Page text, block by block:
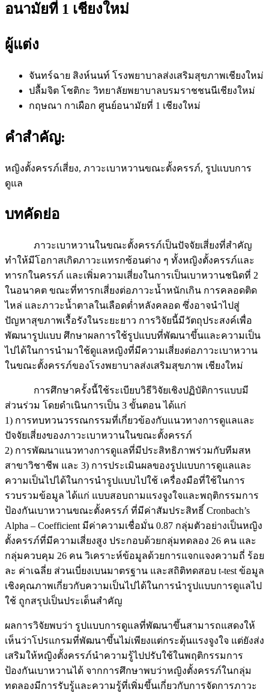
อนามัยที่ 1 เชียงใหม่
ผู้แต่ง
จันทร์ฉาย สิงห์นนท์ โรงพยาบาลส่งเสริมสุขภาพเชียงใหม่
ปลื้มจิต โชติกะ วิทยาลัยพยาบาลบรมราชชนนีเชียงใหม่
กฤษณา กาเผือก ศูนย์อนามัยที่ 1 เชียงใหม่
คำสำคัญ:
หญิงตั้งครรภ์เสี่ยง, ภาวะเบาหวานขณะตั้งครรภ์, รูปแบบการ
ดูแล
บทคัดย่อ
ภาวะเบาหวานในขณะตั้งครรภ์เป็นปัจจัยเสี่ยงที่สำคัญ
ทำให้มีโอกาสเกิดภาวะแทรกซ้อนต่าง ๆ ทั้งหญิงตั้งครรภ์และ
ทารกในครรภ์ และเพิ่มความเสี่ยงในการเป็นเบาหวานชนิดที่ 2
ในอนาคต ขณะที่ทารกเสี่ยงต่อภาวะน้ำหนักเกิน การคลอดติด
ไหล่ และภาวะน้ำตาลในเลือดต่ำหลังคลอด ซึ่งอาจนำไปสู่
ปัญหาสุขภาพเรื้อรังในระยะยาว การวิจัยนี้มีวัตถุประสงค์เพื่อ
พัฒนารูปแบบ ศึกษาผลการใช้รูปแบบที่พัฒนาขึ้นและความเป็น
ไปได้ในการนำมาใช้ดูแลหญิงที่มีความเสี่ยงต่อภาวะเบาหวาน
ในขณะตั้งครรภ์ของโรงพยาบาลส่งเสริมสุขภาพ เชียงใหม่
การศึกษาครั้งนี้ใช้ระเบียบวิธีวิจัยเชิงปฏิบัติการแบบมี
ส่วนร่วม โดยดำเนินการเป็น 3 ขั้นตอน ได้แก่
1) การทบทวนวรรณกรรมที่เกี่ยวข้องกับแนวทางการดูแลและ
ปัจจัยเสี่ยงของภาวะเบาหวานในขณะตั้งครรภ์
2) การพัฒนาแนวทางการดูแลที่มีประสิทธิภาพร่วมกับทีมสห
สาขาวิชาชีพ และ 3) การประเมินผลของรูปแบบการดูแลและ
ความเป็นไปได้ในการนำรูปแบบไปใช้ เครื่องมือที่ใช้ในการ
รวบรวมข้อมูล ได้แก่ แบบสอบถามแรงจูงใจและพฤติกรรมการ
ป้องกันเบาหวานขณะตั้งครรภ์ ที่มีค่าสัมประสิทธิ์ Cronbach’s
Alpha – Coefficient มีค่าความเชื่อมั่น 0.87 กลุ่มตัวอย่างเป็นหญิง
ตั้งครรภ์ที่มีความเสี่ยงสูง ประกอบด้วยกลุ่มทดลอง 26 คน และ
กลุ่มควบคุม 26 คน วิเคราะห์ข้อมูลด้วยการแจกแจงความถี่ ร้อย
ละ ค่าเฉลี่ย ส่วนเบี่ยงเบนมาตรฐาน และสถิติทดสอบ t-test ข้อมูล
เชิงคุณภาพเกี่ยวกับความเป็นไปได้ในการนำรูปแบบการดูแลไป
ใช้ ถูกสรุปเป็นประเด็นสำคัญ
ผลการวิจัยพบว่า รูปแบบการดูแลที่พัฒนาขึ้นสามารถแสดงให้
เห็นว่าโปรแกรมที่พัฒนาขึ้นไม่เพียงแต่กระตุ้นแรงจูงใจ แต่ยังส่ง
เสริมให้หญิงตั้งครรภ์นำความรู้ไปปรับใช้ในพฤติกรรมการ
ป้องกันเบาหวานได้ จากการศึกษาพบว่าหญิงตั้งครรภ์ในกลุ่ม
ทดลองมีการรับรู้และความรู้ที่เพิ่มขึ้นเกี่ยวกับการจัดการภาวะ